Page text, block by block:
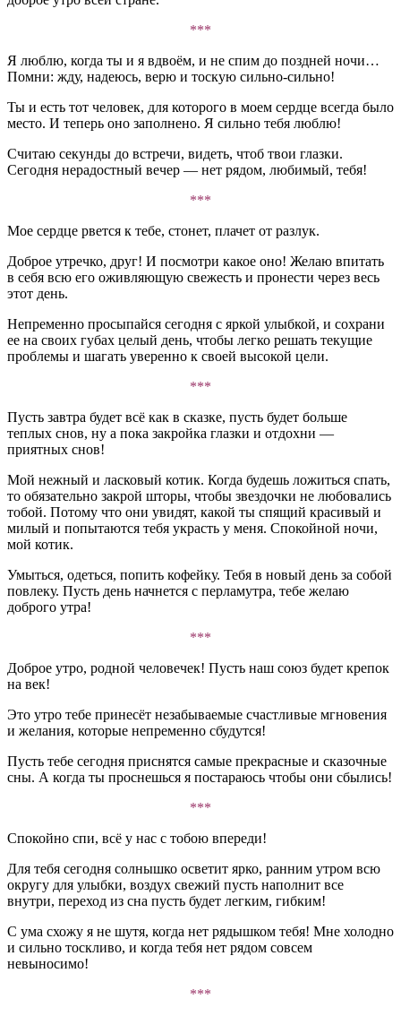
***
Я люблю, когда ты и я вдвоём, и не спим до поздней ночи…
Помни: жду, надеюсь, верю и тоскую сильно-сильно!
Ты и есть тот человек, для которого в моем сердце всегда было
место. И теперь оно заполнено. Я сильно тебя люблю!
Считаю секунды до встречи, видеть, чтоб твои глазки.
Сегодня нерадостный вечер — нет рядом, любимый, тебя!
***
Мое сердце рвется к тебе, стонет, плачет от разлук.
Доброе утречко, друг! И посмотри какое оно! Желаю впитать
в себя всю его оживляющую свежесть и пронести через весь
этот день.
Непременно просыпайся сегодня с яркой улыбкой, и сохрани
ее на своих губах целый день, чтобы легко решать текущие
проблемы и шагать уверенно к своей высокой цели.
***
Пусть завтра будет всё как в сказке, пусть будет больше
теплых снов, ну а пока закройка глазки и отдохни —
приятных снов!
Мой нежный и ласковый котик. Когда будешь ложиться спать,
то обязательно закрой шторы, чтобы звездочки не любовались
тобой. Потому что они увидят, какой ты спящий красивый и
милый и попытаются тебя украсть у меня. Спокойной ночи,
мой котик.
Умыться, одеться, попить кофейку. Тебя в новый день за собой
повлеку. Пусть день начнется с перламутра, тебе желаю
доброго утра!
***
Доброе утро, родной человечек! Пусть наш союз будет крепок
на век!
Это утро тебе принесёт незабываемые счастливые мгновения
и желания, которые непременно сбудутся!
Пусть тебе сегодня приснятся самые прекрасные и сказочные
сны. А когда ты проснешься я постараюсь чтобы они сбылись!
***
Спокойно спи, всё у нас с тобою впереди!
Для тебя сегодня солнышко осветит ярко, ранним утром всю
округу для улыбки, воздух свежий пусть наполнит все
внутри, переход из сна пусть будет легким, гибким!
С ума схожу я не шутя, когда нет рядышком тебя! Мне холодно
и сильно тоскливо, и когда тебя нет рядом совсем
невыносимо!
***